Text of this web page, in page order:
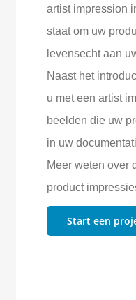
artist impression
staat om uw
levensecht aan
Naast het
u met een artist
beelden die uw
in uw
Meer weten over
product
Start een